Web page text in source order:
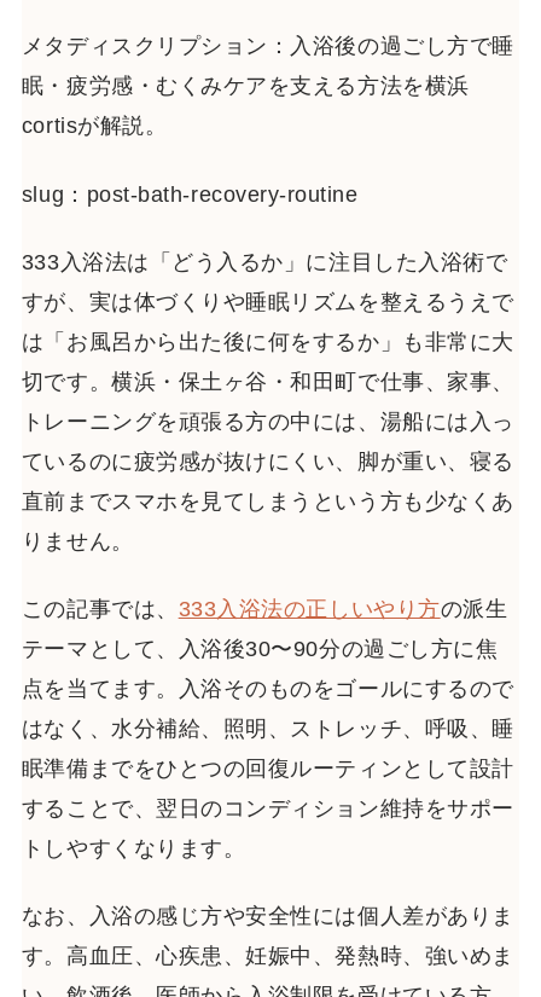
メタディスクリプション：入浴後の過ごし方で睡
眠・疲労感・むくみケアを支える方法を横浜
cortisが解説。
slug：post-bath-recovery-routine
333入浴法は「どう入るか」に注目した入浴術で
すが、実は体づくりや睡眠リズムを整えるうえで
は「お風呂から出た後に何をするか」も非常に大
切です。横浜・保土ヶ谷・和田町で仕事、家事、
トレーニングを頑張る方の中には、湯船には入っ
ているのに疲労感が抜けにくい、脚が重い、寝る
直前までスマホを見てしまうという方も少なくあ
りません。
この記事では、 333入浴法の正しいやり方の派生
テーマとして、入浴後30〜90分の過ごし方に焦
点を当てます。入浴そのものをゴールにするので
はなく、水分補給、照明、ストレッチ、呼吸、睡
眠準備までをひとつの回復ルーティンとして設計
することで、翌日のコンディション維持をサポー
トしやすくなります。
なお、入浴の感じ方や安全性には個人差がありま
す。高血圧、心疾患、妊娠中、発熱時、強いめま